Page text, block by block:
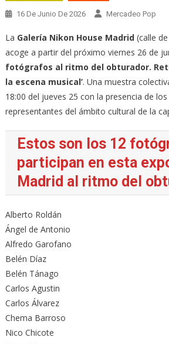
16 De Junio De 2026 Mercadeo Pop
La Galería Nikon House Madrid(calle de
acoge a partir del próximo viernes 26 de
fotógrafos al ritmo del obturador.
la escena musical’. Una muestra
18:00 del jueves 25 con la presencia de
representantes del ámbito cultural de la
Estos son los 12
participan en esta
Madrid al ritmo del
Alberto Roldán
Ángel de Antonio
Alfredo Garofano
Belén Díaz
Belén Tánago
Carlos Agustin
Carlos Álvarez
Chema Barroso
Nico Chicote